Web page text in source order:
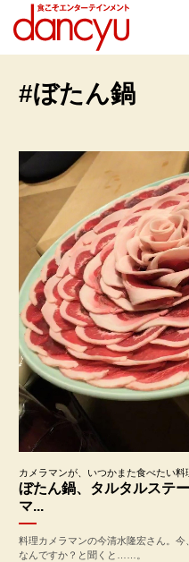
#ぼたん鍋
カメラマンが、いつかまた食べたい料
ぼたん鍋、タルタルステ
マ...
料理カメラマンの今清水隆宏さん。
なんですか？と聞くと……。